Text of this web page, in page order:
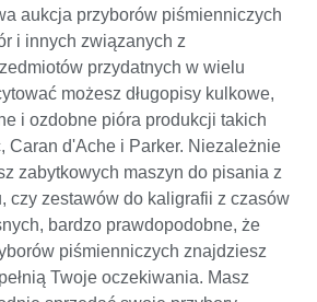
aukcja przyborów piśmienniczych
i innych związanych z
przydatnych w wielu
możesz długopisy kulkowe,
i ozdobne pióra produkcji takich
Caran d'Ache i Parker. Niezależnie
zabytkowych maszyn do pisania z
czy zestawów do kaligrafii z czasów
bardzo prawdopodobne, że
piśmienniczych znajdziesz
Twoje oczekiwania. Masz